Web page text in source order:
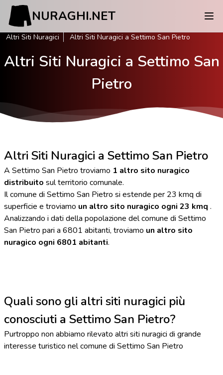
NURAGHI.NET
Altri Siti Nuragici Altri Siti Nuragici a Settimo San Pietro
Altri Siti Nuragici a Settimo San
Pietro
Altri Siti Nuragici a Settimo San Pietro
A Settimo San Pietro troviamo 1 altro sito nuragico
distribuito sul territorio comunale.
Il comune di Settimo San Pietro si estende per 23 kmq di
superficie e troviamo un altro sito nuragico ogni 23 kmq .
Analizzando i dati della popolazione del comune di Settimo
San Pietro pari a 6801 abitanti, troviamo un altro sito
nuragico ogni 6801 abitanti.
Quali sono gli altri siti nuragici più
conosciuti a Settimo San Pietro?
Purtroppo non abbiamo rilevato altri siti nuragici di grande
interesse turistico nel comune di Settimo San Pietro